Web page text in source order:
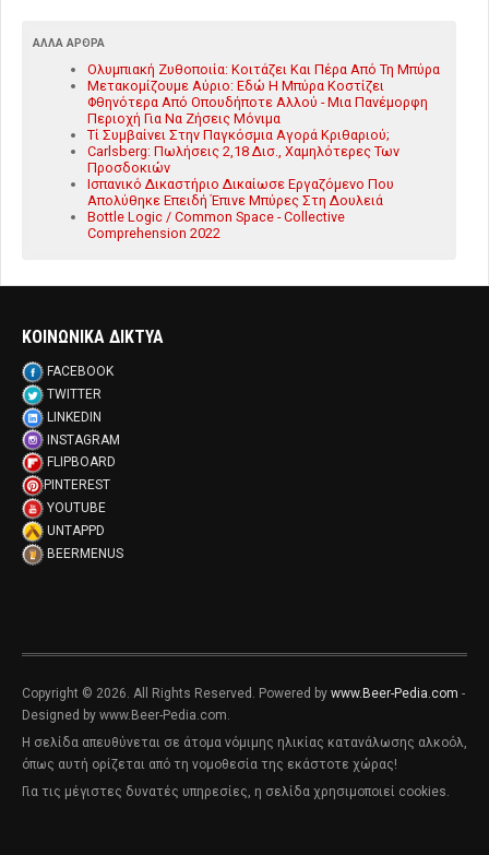
ΆΛΛΑ ΆΡΘΡΑ
Ολυμπιακή Ζυθοποιία: Κοιτάζει Και Πέρα Από Τη Μπύρα
Μετακομίζουμε Αύριο: Εδώ Η Μπύρα Κοστίζει
Φθηνότερα Από Οπουδήποτε Αλλού - Μια Πανέμορφη
Περιοχή Για Να Ζήσεις Μόνιμα
Τί Συμβαίνει Στην Παγκόσμια Αγορά Κριθαριού;
Carlsberg: Πωλήσεις 2,18 Δισ., Χαμηλότερες Των
Προσδοκιών
Ισπανικό Δικαστήριο Δικαίωσε Εργαζόμενο Που
Απολύθηκε Επειδή Έπινε Μπύρες Στη Δουλειά
Bottle Logic / Common Space - Collective
Comprehension 2022
ΚΟΙΝΩΝΙΚΑ ΔΙΚΤΥΑ
FACEBOOK
TWITTER
LINKEDIN
INSTAGRAM
FLIPBOARD
PINTEREST
YOUTUBE
UNTAPPD
BEERMENUS
Copyright © 2026. All Rights Reserved. Powered by www.Beer-Pedia.com -
Designed by www.Beer-Pedia.com.
Η σελίδα απευθύνεται σε άτομα νόμιμης ηλικίας κατανάλωσης αλκοόλ,
όπως αυτή ορίζεται από τη νομοθεσία της εκάστοτε χώρας!
Για τις μέγιστες δυνατές υπηρεσίες, η σελίδα χρησιμοποιεί cookies.